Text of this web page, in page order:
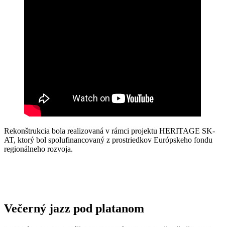
Rekonštrukcia bola realizovaná v rámci projektu HERITAGE SK-
AT, ktorý bol spolufinancovaný z prostriedkov Európskeho fondu
regionálneho rozvoja.
Večerný jazz pod platanom